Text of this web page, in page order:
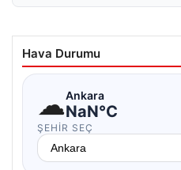
Hava Durumu
☁Ankara
NaN°C
ŞEHIR SEÇ